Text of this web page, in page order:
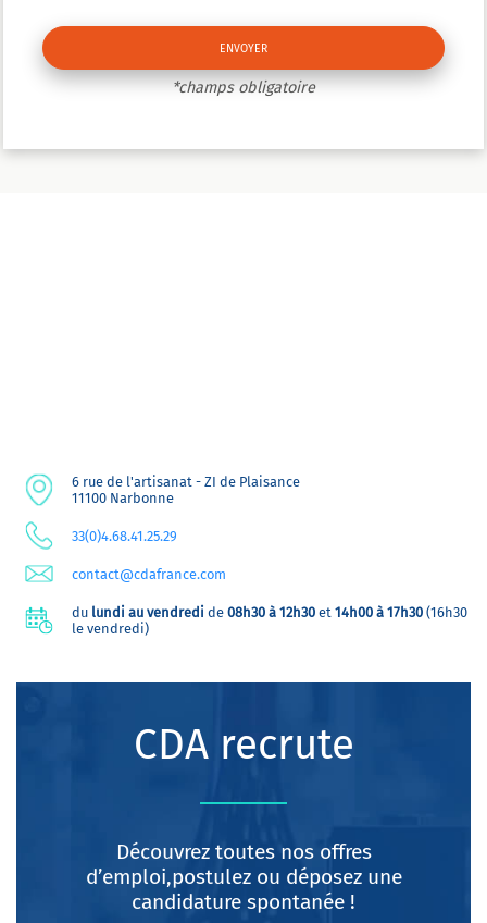
*champs obligatoire
6 rue de l'artisanat - ZI de Plaisance
11100 Narbonne
33(0)4.68.41.25.29
contact@cdafrance.com
du lundi au vendredi de 08h30 à 12h30 et 14h00 à 17h30 (16h30
le vendredi)
CDA recrute
Découvrez toutes nos offres
d’emploi,postulez ou déposez une
candidature spontanée !